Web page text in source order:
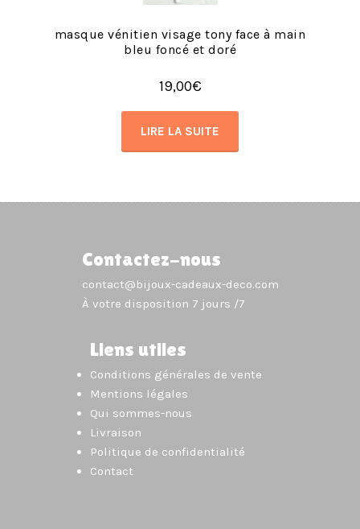
masque vénitien visage tony face à main
bleu foncé et doré
19,00€
LIRE LA SUITE
Contactez-nous
contact@bijoux-cadeaux-deco.com
À votre disposition 7 jours /7
Liens utiles
Conditions générales de vente
Mentions légales
Qui sommes-nous
Livraison
Politique de confidentialité
Contact